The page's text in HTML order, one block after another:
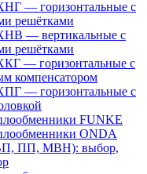
— горизонтальные с
решётками
— вертикальные с
решётками
— горизонтальные с
компенсатором
— горизонтальные с
FUNKE
ONDA
ПП, МВН): выбор,